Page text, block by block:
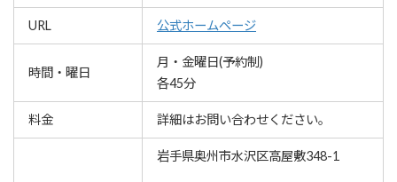
URL 公式ホームページ
時間・曜日
月・金曜日(予約制)
各45分
料金 詳細はお問い合わせください。
岩手県奥州市水沢区高屋敷348-1